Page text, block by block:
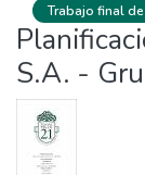
Trabajo final
S.A. -